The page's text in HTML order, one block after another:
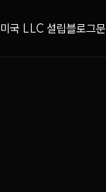
미국 LLC 설립블로그